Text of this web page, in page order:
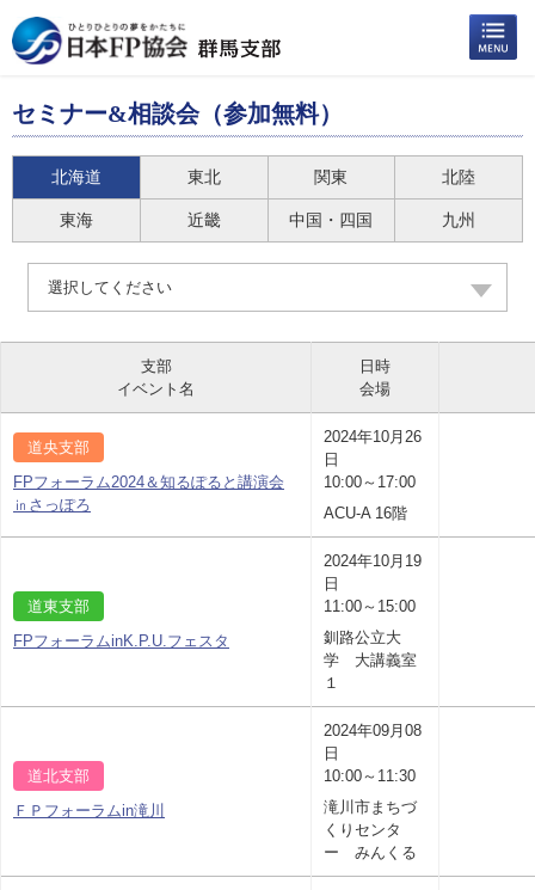
セミナー&相談会（参加無料）
北海道 東北 関東 北陸
東海 近畿 中国・四国 九州
選択してください
支部
イベント名
日時
会場
道央支部
FPフォーラム2024＆知るぽると講演会
㏌さっぽろ
2024年10月26
日
10:00～17:00
ACU-A 16階
道東支部
FPフォーラムinK.P.U.フェスタ
2024年10月19
日
11:00～15:00
釧路公立大
学 大講義室
１
道北支部
ＦＰフォーラムin滝川
2024年09月08
日
10:00～11:30
滝川市まちづ
くりセンタ
ー みんくる